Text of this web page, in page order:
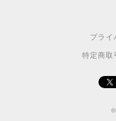
プライ
特定商取
©